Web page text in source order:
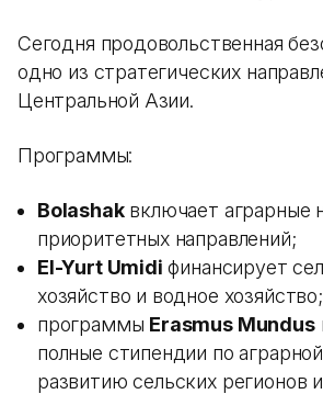
Сегодня продовольственная
одно из стратегических
Центральной Азии.
Программы:
Bolashakвключает аграрные
приоритетных направлений;
El-Yurt Umidi финансирует
хозяйство и водное хозяйство;
программы Erasmus Mundus
полные стипендии по
развитию сельских регионов